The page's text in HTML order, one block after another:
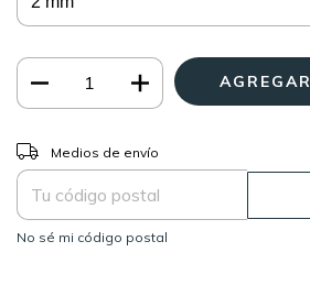
Entregas para el CP:
Medios de envío
No sé mi código postal